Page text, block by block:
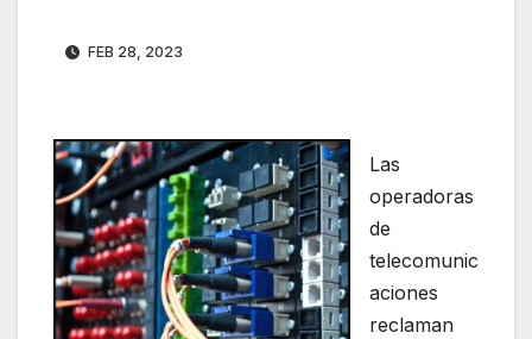
FEB 28, 2023
Las
operadoras
de
telecomunic
aciones
reclaman